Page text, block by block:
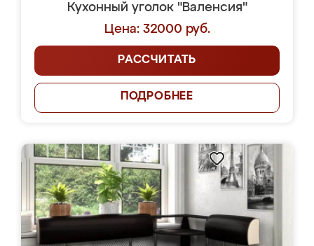
Кухонный уголок "Валенсия"
Цена: 32000 руб.
РАССЧИТАТЬ
ПОДРОБНЕЕ